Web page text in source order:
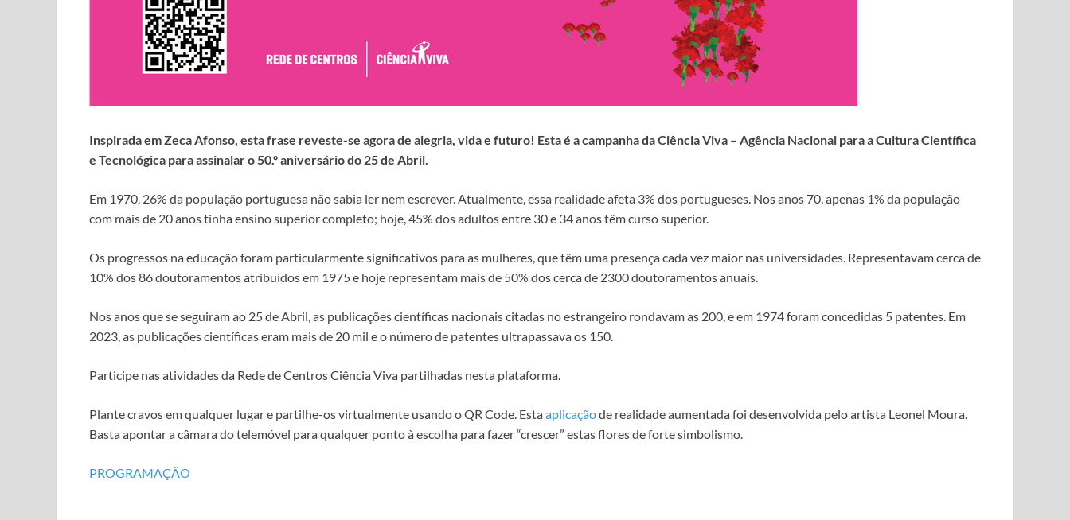
Inspirada em Zeca Afonso, esta frase reveste-se agora de alegria, vida e futuro! Esta é a campanha da Ciência Viva – Agência Nacional para a Cultura Científica
e Tecnológica para assinalar o 50.º aniversáriodo 25 de Abril.
Em 1970, 26% da população portuguesa não sabia ler nem escrever. Atualmente, essa realidade afeta 3% dos portugueses. Nos anos 70, apenas 1% da população
com mais de 20 anos tinha ensino superior completo; hoje, 45% dos adultos entre 30 e 34 anos têm curso superior.
Os progressos na educação foram particularmente significativos para as mulheres, que têm uma presença cada vez maior nas universidades. Representavam cerca de
10% dos 86 doutoramentos atribuídos em 1975 e hoje representam mais de 50% dos cerca de 2300 doutoramentos anuais.
Nos anos que se seguiram ao 25 de Abril, as publicações científicas nacionais citadas no estrangeiro rondavam as 200, e em 1974 foram concedidas 5 patentes. Em
2023, as publicações científicas eram mais de 20 mil e o número de patentes ultrapassava os 150.
Participe nas atividades da Rede de Centros Ciência Viva partilhadas nesta plataforma.
Plante cravos em qualquer lugar e partilhe-os virtualmente usando o QR Code. Estaaplicaçãode realidade aumentada foi desenvolvida pelo artista Leonel Moura.
Basta apontar a câmara do telemóvel para qualquer ponto à escolha para fazer “crescer” estas flores de forte simbolismo.
PROGRAMAÇÃO